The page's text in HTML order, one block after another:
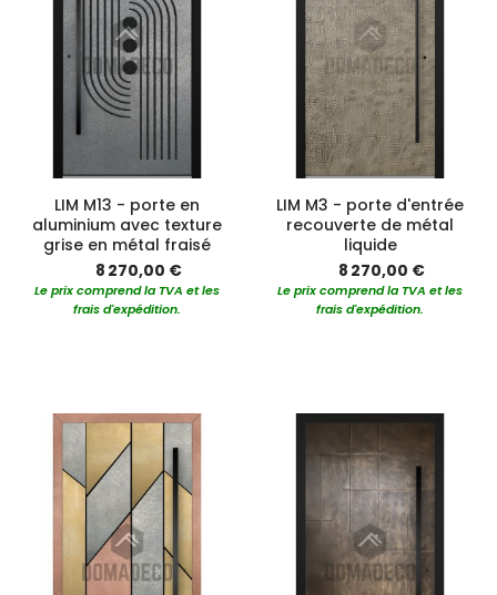
LIM M13 - porte en
aluminium avec texture
grise en métal fraisé
8 270,00 €
Le prix comprend la TVA et les
frais d'expédition.
LIM M3 - porte d'entrée
recouverte de métal
liquide
8 270,00 €
Le prix comprend la TVA et les
frais d'expédition.